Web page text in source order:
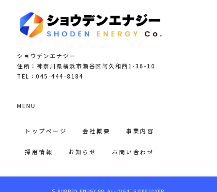
ショウデンエナジー
住所：神奈川県横浜市瀬谷区阿久和西1-36-10
TEL：045-444-8184
MENU
トップページ 会社概要 事業内容
採用情報 お知らせ お問い合わせ
© SHODEN ENEGY CO, ALL RIGHTS RESERVED